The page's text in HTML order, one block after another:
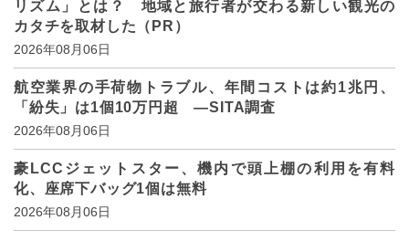
リズム」とは？ 地域と旅行者が交わる新しい観光の
カタチを取材した（PR）
2026年08月06日
航空業界の手荷物トラブル、年間コストは約1兆円、
「紛失」は1個10万円超 ―SITA調査
2026年08月06日
豪LCCジェットスター、機内で頭上棚の利用を有料
化、座席下バッグ1個は無料
2026年08月06日